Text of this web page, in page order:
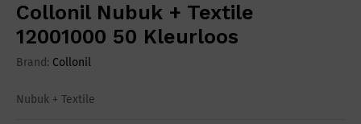
Collonil Nubuk + Textile
12001000 50 Kleurloos
Brand: Collonil
Nubuk + Textile